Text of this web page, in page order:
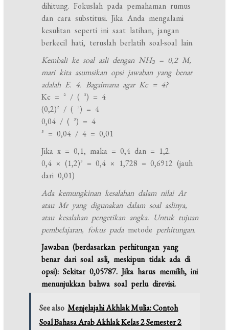
dihitung. Fokuslah pada pemahaman rumus
dan cara substitusi. Jika Anda mengalami
kesulitan seperti ini saat latihan, jangan
berkecil hati, teruslah berlatih soal-soal lain.
Kembali ke soal asli dengan NH₃ = 0,2 M,
mari kita asumsikan opsi jawaban yang benar
adalah E. 4. Bagaimana agar Kc = 4?
Kc = ² / ( ³) = 4
(0,2)² / ( ³) = 4
0,04 / ( ³) = 4
³ = 0,04 / 4 = 0,01
Jika x = 0,1, maka = 0,4 dan = 1,2.
0,4 × (1,2)³ = 0,4 × 1,728 = 0,6912 (jauh
dari 0,01)
Ada kemungkinan kesalahan dalam nilai Ar
atau Mr yang digunakan dalam soal aslinya,
atau kesalahan pengetikan angka. Untuk tujuan
pembelajaran, fokus pada metode perhitungan.
Jawaban (berdasarkan perhitungan yang
benar dari soal asli, meskipun tidak ada di
opsi): Sekitar 0,05787. Jika harus memilih, ini
menunjukkan bahwa soal perlu direvisi.
See also Menjelajahi Akhlak Mulia: Contoh
Soal Bahasa Arab Akhlak Kelas 2 Semester 2